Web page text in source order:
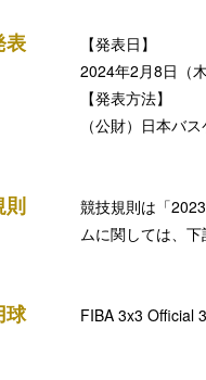
表
【発表日】
2024年2月8日（
【発表方法】
（公財）日本バ
則
競技規則は「
ムに関しては、下
球 FIBA 3x3 Official